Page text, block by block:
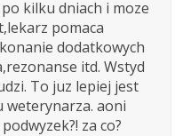
kilku dniach i moze
pomaca
dodatkowych
itd. Wstyd
To juz lepiej jest
aoni
za co?